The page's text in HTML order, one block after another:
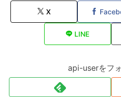
X
LINE
api-userをフ